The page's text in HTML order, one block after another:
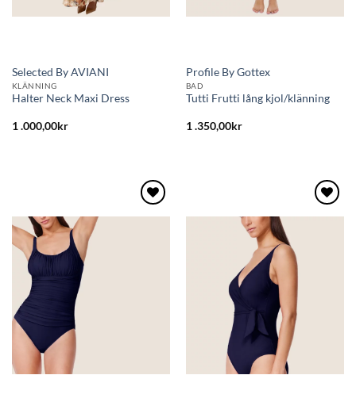
Selected By AVIANI
KLÄNNING
Halter Neck Maxi Dress
1 .000,00kr
Profile By Gottex
BAD
Tutti Frutti lång kjol/klänning
1 .350,00kr
önskelistan